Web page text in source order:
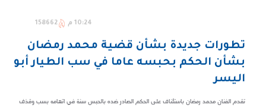
10:24 م 158662
تطورات جديدة بشأن قضية محمد رمضان
بشأن الحكم بحبسه عاما في سب الطيار أبو
اليسر
تقدم الفنان محمد رمضان باستئناف على الحكم الصادر ضده بالحبس سنة في اتهامه بسب وقذف